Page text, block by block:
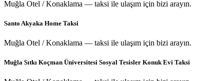
Muğla Otel / Konaklama — taksi ile ulaşım için bizi arayın.
Santo Akyaka Home Taksi
Muğla Otel / Konaklama — taksi ile ulaşım için bizi arayın.
Muğla Sıtkı Koçman Üniversitesi Sosyal Tesisler Konuk Evi Taksi